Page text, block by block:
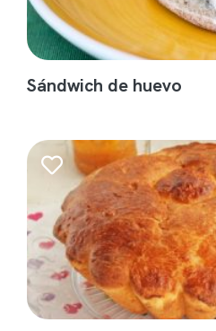
Sándwich de huevo